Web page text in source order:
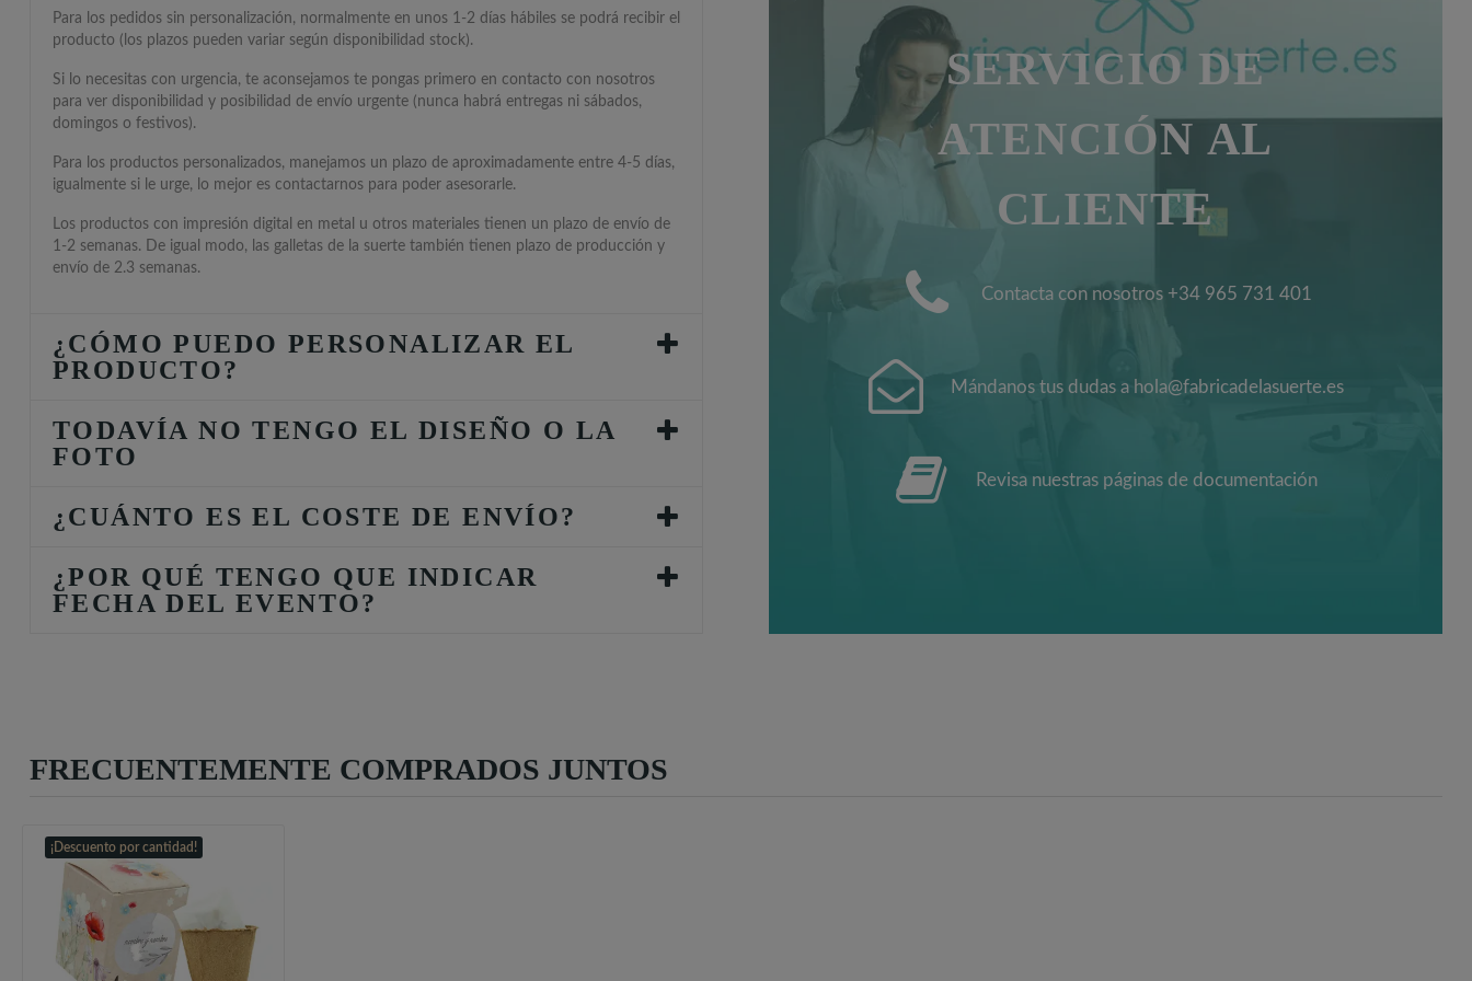
Para los pedidos sin personalización, normalmente en unos 1-2 días hábiles se podrá recibir el
producto (los plazos pueden variar según disponibilidad stock).
Si lo necesitas con urgencia, te aconsejamos te pongas primero en contacto con nosotros
para ver disponibilidad y posibilidad de envío urgente (nunca habrá entregas ni sábados,
domingos o festivos).
Para los productos personalizados, manejamos un plazo de aproximadamente entre 4-5 días,
igualmente si le urge, lo mejor es contactarnos para poder asesorarle.
Los productos con impresión digital en metal u otros materiales tienen un plazo de envío de
1-2 semanas. De igual modo, las galletas de la suerte también tienen plazo de producción y
envío de 2.3 semanas.
¿CÓMO PUEDO PERSONALIZAR EL
PRODUCTO?
TODAVÍA NO TENGO EL DISEÑO O LA
FOTO
¿CUÁNTO ES EL COSTE DE ENVÍO?
¿POR QUÉ TENGO QUE INDICAR
FECHA DEL EVENTO?
SERVICIO DE
ATENCIÓN AL
CLIENTE
Contacta con nosotros +34 965 731 401
Mándanos tus dudas a hola@fabricadelasuerte.es
Revisa nuestras páginas de documentación
FRECUENTEMENTE COMPRADOS JUNTOS
¡Descuento por cantidad!